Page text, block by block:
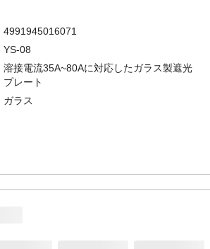
4991945016071
YS-08
溶接電流35A~80Aに対応したガラス製遮光
プレート
ガラス